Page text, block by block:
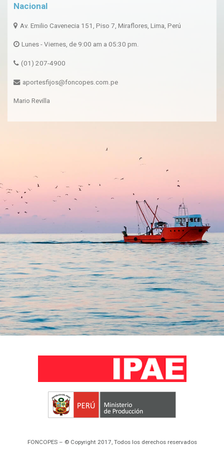
Nacional
Av. Emilio Cavenecia 151, Piso 7, Miraflores, Lima, Perú
Lunes - Viernes, de 9:00 am a 05:30 pm.
(01) 207-4900
aportesfijos@foncopes.com.pe
Mario Revilla
FONCOPES – © Copyright 2017, Todos los derechos reservados